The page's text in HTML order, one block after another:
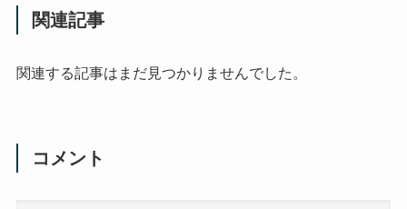
関連記事
関連する記事はまだ見つかりませんでした。
コメント